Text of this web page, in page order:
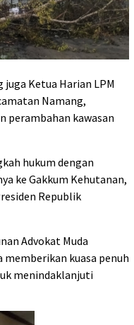
Ketua Harian LPM
Namang,
perambahan kawasan
hukum dengan
ke Gakkum Kehutanan,
Republik
Advokat Muda
kuasa penuh
menindaklanjuti